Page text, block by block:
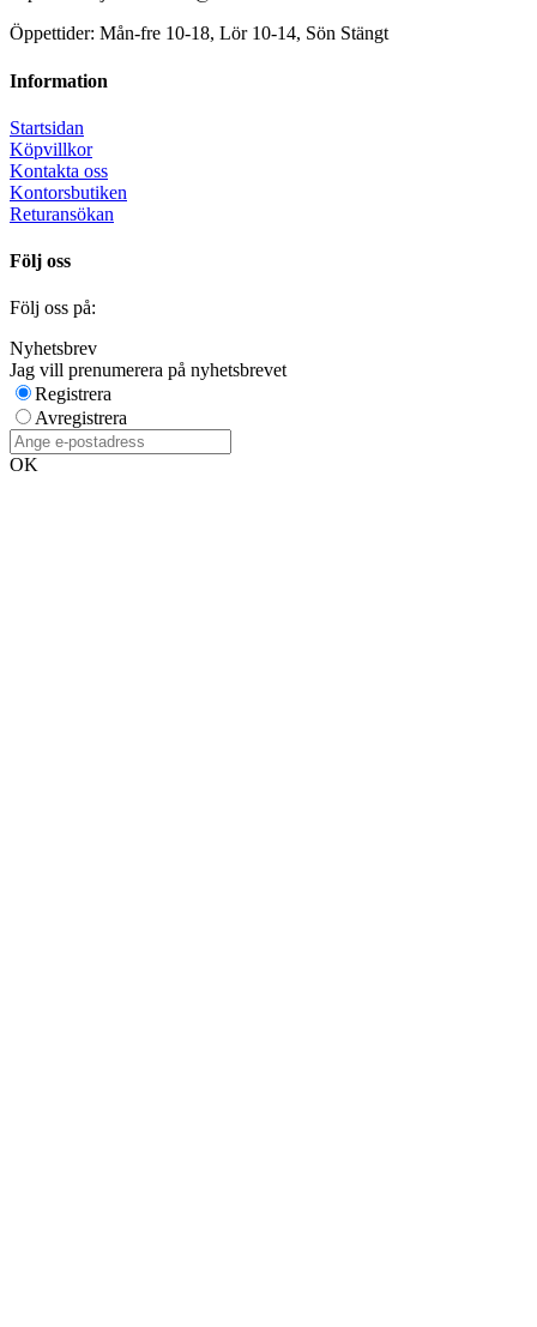
Öppettider: Mån-fre 10-18, Lör 10-14, Sön Stängt
Information
Startsidan
Köpvillkor
Kontakta oss
Kontorsbutiken
Returansökan
Följ oss
Följ oss på:
Nyhetsbrev
Jag vill prenumerera på nyhetsbrevet
Registrera
Avregistrera
OK